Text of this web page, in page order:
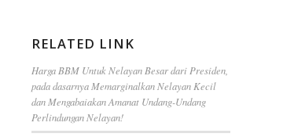
RELATED LINK
Harga BBM Untuk Nelayan Besar dari Presiden,
pada dasarnya Memarginalkan Nelayan Kecil
dan Mengabaiakan Amanat Undang-Undang
Perlindungan Nelayan!